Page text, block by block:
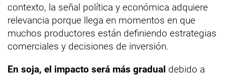
contexto, la señal política y económica adquiere
relevancia porque llega en momentos en que
muchos productores están definiendo estrategias
comerciales y decisiones de inversión.
En soja, el impacto será más gradual debido a